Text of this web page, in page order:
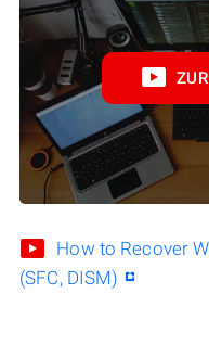
How to Recover
(SFC, DISM)